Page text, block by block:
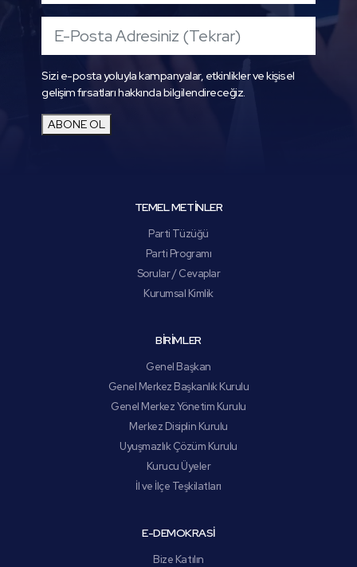
Sizi e-posta yoluyla kampanyalar, etkinlikler ve kişisel
gelişim fırsatları hakkında bilgilendireceğiz.
ABONE OL
TEMEL METİNLER
Parti Tüzüğü
Parti Programı
Sorular / Cevaplar
Kurumsal Kimlik
BİRİMLER
Genel Başkan
Genel Merkez Başkanlık Kurulu
Genel Merkez Yönetim Kurulu
Merkez Disiplin Kurulu
Uyuşmazlık Çözüm Kurulu
Kurucu Üyeler
İl ve İlçe Teşkilatları
E-DEMOKRASİ
Bize Katılın